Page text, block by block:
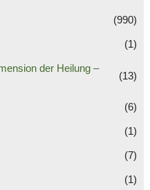
(990)
(1)
der Heilung –
(13)
(6)
(1)
(7)
(1)